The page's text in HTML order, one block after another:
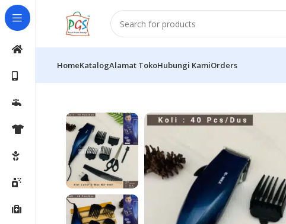
HomeKatalogAlamat TokoHubungi KamiOrders